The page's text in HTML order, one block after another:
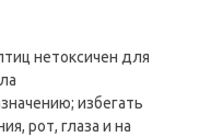
нетоксичен для
избегать
рот, глаза и на